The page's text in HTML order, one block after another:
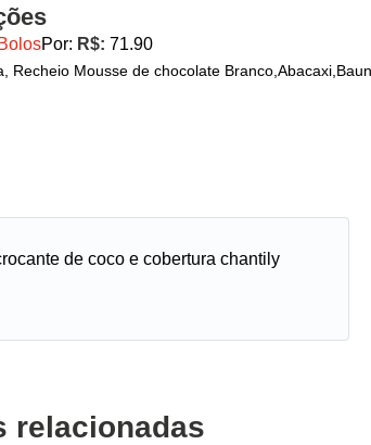
Bolos Por: R$: 71.90
Recheio Mousse de chocolate
de coco e cobertura chantily
relacionadas